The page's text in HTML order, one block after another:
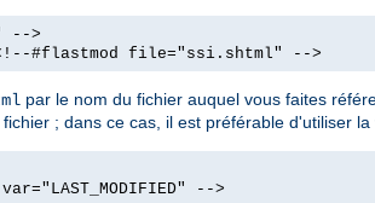
-->
#flastmod file="ssi.shtml" -->
par le nom du fichier auquel vous faites
; dans ce cas, il est préférable d'utiliser la
-->